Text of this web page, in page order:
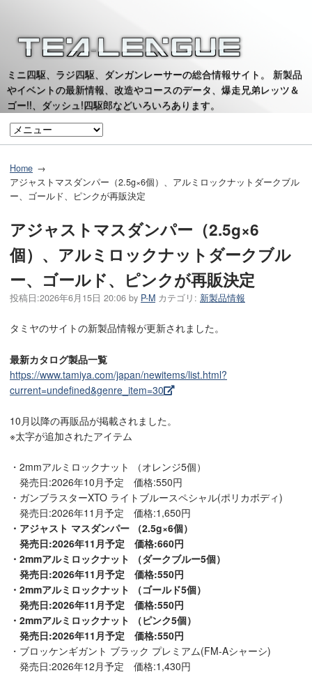
ミニ四駆、ラジ四駆、ダンガンレーサーの総合情報サイト。 新製品
やイベントの最新情報、改造やコースのデータ、爆走兄弟レッツ＆
ゴー!!、ダッシュ!四駆郎などいろいろあります。
Home
アジャストマスダンパー（2.5g×6個）、アルミロックナットダークブル
ー、ゴールド、ピンクが再販決定
アジャストマスダンパー（2.5g×6
個）、アルミロックナットダークブル
ー、ゴールド、ピンクが再販決定
投稿日:2026年6月15日 20:06 by P-M カテゴリ: 新製品情報
タミヤのサイトの新製品情報が更新されました。
最新カタログ製品一覧
https://www.tamiya.com/japan/newitems/list.html?
current=undefined&genre_item=30
10月以降の再販品が掲載されました。
※太字が追加されたアイテム
・2mmアルミロックナット （オレンジ5個）
発売日:2026年10月予定 価格:550円
・ガンブラスターXTO ライトブルースペシャル(ポリカボディ)
発売日:2026年11月予定 価格:1,650円
・アジャスト マスダンパー （2.5g×6個）
発売日:2026年11月予定 価格:660円
・2mmアルミロックナット （ダークブルー5個）
発売日:2026年11月予定 価格:550円
・2mmアルミロックナット （ゴールド5個）
発売日:2026年11月予定 価格:550円
・2mmアルミロックナット （ピンク5個）
発売日:2026年11月予定 価格:550円
・ブロッケンギガント ブラック プレミアム(FM-Aシャーシ)
発売日:2026年12月予定 価格:1,430円